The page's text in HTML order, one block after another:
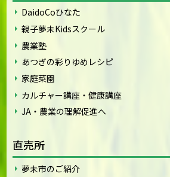
DaidoCoひなた
親子夢未Kidsスクール
農業塾
あつぎの彩りゆめレシピ
家庭菜園
カルチャー講座・健康講座
JA・農業の理解促進へ
直売所
夢未市のご紹介